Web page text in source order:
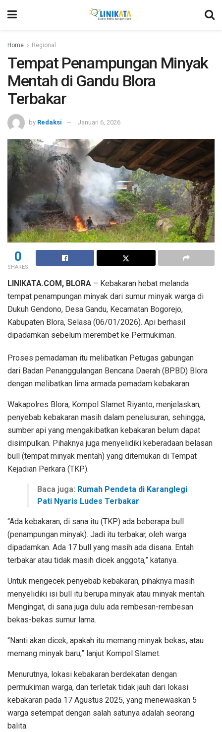
Home Regional
Tempat Penampungan Minyak
Mentah di Gandu Blora
Terbakar
by Redaksi Januari 6, 2026
0
SHARES
LINIKATA.COM, BLORA – Kebakaran hebat melanda
tempat penampungan minyak dari sumur minyak warga di
Dukuh Gendono, Desa Gandu, Kecamatan Bogorejo,
Kabupaten Blora, Selasa (06/01/2026). Api berhasil
dipadamkan sebelum merembet ke Permukiman.
Proses pemadaman itu melibatkan Petugas gabungan
dari Badan Penanggulangan Bencana Daerah (BPBD) Blora
dengan melibatkan lima armada pemadam kebakaran.
Wakapolres Blora, Kompol Slamet Riyanto, menjelaskan,
penyebab kebakaran masih dalam penelusuran, sehingga,
sumber api yang mengakibatkan kebakaran belum dapat
disimpulkan. Pihaknya juga menyelidiki keberadaan belasan
bull (tempat minyak mentah) yang ditemukan di Tempat
Kejadian Perkara (TKP).
Baca juga: Rumah Pendeta di Karanglegi
Pati Nyaris Ludes Terbakar
“Ada kebakaran, di sana itu (TKP) ada beberapa bull
(penampungan minyak). Jadi itu terbakar, oleh warga
dipadamkan. Ada 17 bull yang masih ada disana. Entah
terbakar atau tidak masih dicek anggota,” katanya.
Untuk mengecek penyebab kebakaran, pihaknya masih
menyelidiki isi bull itu berupa minyak atau minyak mentah.
Mengingat, di sana juga dulu ada rembesan-rembesan
bekas-bekas sumur lama.
“Nanti akan dicek, apakah itu memang minyak bekas, atau
memang minyak baru,” lanjut Kompol Slamet.
Menurutnya, lokasi kebakaran berdekatan dengan
permukiman warga, dan terletak tidak jauh dari lokasi
kebakaran pada 17 Agustus 2025, yang menewaskan 5
warga setempat dengan salah satunya adalah seorang
balita.